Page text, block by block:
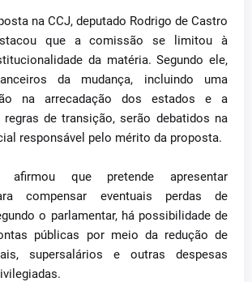
na CCJ, deputado Rodrigo de Castro
que a comissão se limitou à
da matéria. Segundo ele,
da mudança, incluindo uma
na arrecadação dos estados e a
regras de transição, serão debatidos na
responsável pelo mérito da proposta.
afirmou que pretende apresentar
compensar eventuais perdas de
o parlamentar, há possibilidade de
públicas por meio da redução de
supersalários e outras despesas